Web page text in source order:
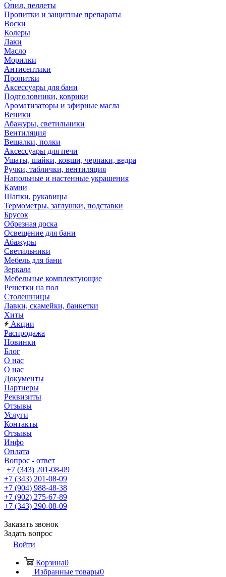
Опил, пеллеты
Пропитки и защитные препараты
Воски
Колеры
Лаки
Масло
Морилки
Антисептики
Пропитки
Аксессуары для бани
Подголовники, коврики
Ароматизаторы и эфирные масла
Веники
Абажуры, светильники
Вентиляция
Вешалки, полки
Аксессуары для печи
Ушаты, шайки, ковши, черпаки, ведра
Ручки, таблички, вентиляция
Напольные и настенные украшения
Камни
Шапки, рукавицы
Термометры, заглушки, подставки
Брусок
Обрезная доска
Освещение для бани
Абажуры
Светильники
Мебель для бани
Зеркала
Мебельные комплектующие
Решетки на пол
Столешницы
Лавки, скамейки, банкетки
Хиты
Акции
Распродажа
Новинки
Блог
О нас
О нас
Документы
Партнеры
Реквизиты
Отзывы
Услуги
Контакты
Отзывы
Инфо
Оплата
Вопрос - ответ
+7 (343) 201-08-09
+7 (343) 201-08-09
+7 (904) 988-48-38
+7 (902) 275-67-89
+7 (343) 290-08-09
Заказать звонок
Задать вопрос
Войти
Корзина0
Избранные товары0